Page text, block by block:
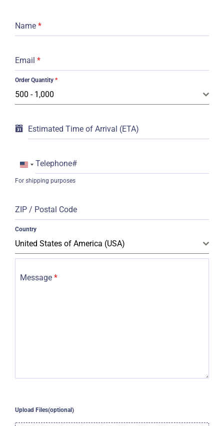
Name *
Email *
Order Quantity *
500 - 1,000
Estimated Time of Arrival (ETA)
Telephone#
United
States
For shipping purposes
ZIP / Postal Code
Country
United States of America (USA)
Message *
Upload Files(optional)